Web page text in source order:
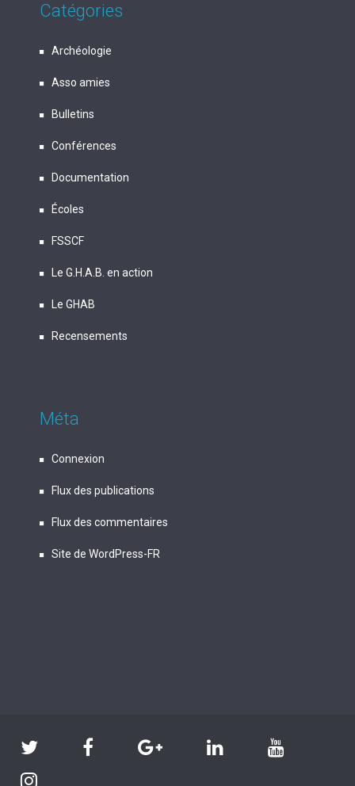
Catégories
Archéologie
Asso amies
Bulletins
Conférences
Documentation
Écoles
FSSCF
Le G.H.A.B. en action
Le GHAB
Recensements
Méta
Connexion
Flux des publications
Flux des commentaires
Site de WordPress-FR